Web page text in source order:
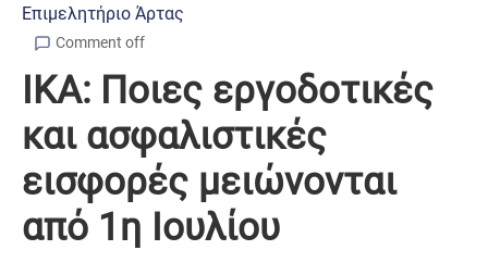
Επιμελητήριο Άρτας
Comment off
ΙΚΑ: Ποιες εργοδοτικές
και ασφαλιστικές
εισφορές μειώνονται
από 1η Ιουλίου